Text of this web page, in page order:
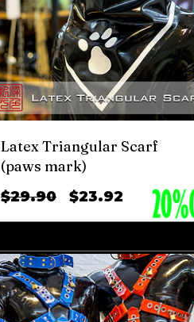
Latex Triangular Scarf
(paws mark)
$29.90
ราคา
$23.92 ราคา